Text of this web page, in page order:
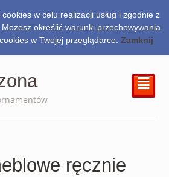
²
ręcznie
w celu realizacji usług i zgodnie z
określić warunki przechowywania
w Twojej przeglądarce. Zamknij